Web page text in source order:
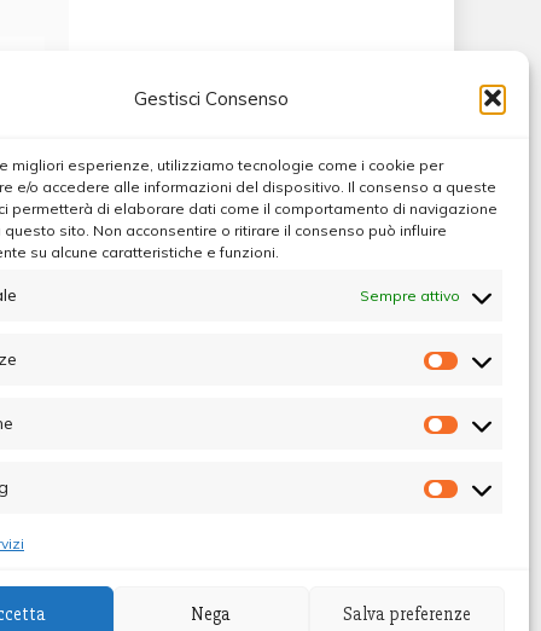
Gestisci Consenso
migliori esperienze, utilizziamo tecnologie come i cookie per
e/o accedere alle informazioni del dispositivo. Il consenso a queste
permetterà di elaborare dati come il comportamento di navigazione
questo sito. Non acconsentire o ritirare il consenso può influire
su alcune caratteristiche e funzioni.
Sempre attivo
Nega Salva preferenze
di Palermo - Direttore Responsabile